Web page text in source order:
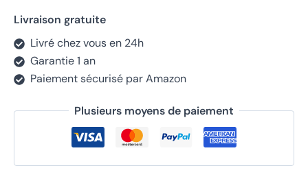
Livraison gratuite
Livré chez vous en 24h
Garantie 1 an
Paiement sécurisé par Amazon
Plusieurs moyens de paiement